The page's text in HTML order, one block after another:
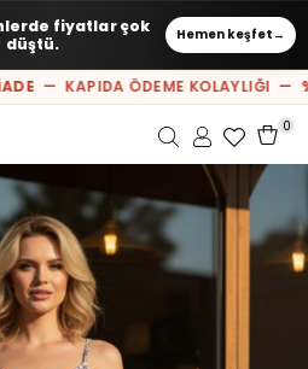
fiyatlar çok
düştü.
Hemen keşfet →
— KAPIDA ÖDEME KOLAYLIĞI —
0